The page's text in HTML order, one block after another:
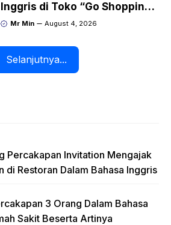
Inggris di Toko “Go Shopping”
Beserta Penjelasannya
Mr Min August 4, 2026
Selanjutnya...
Percakapan Invitation Mengajak
di Restoran Dalam Bahasa Inggris
3 Orang Dalam Bahasa
di Rumah Sakit Beserta Artinya